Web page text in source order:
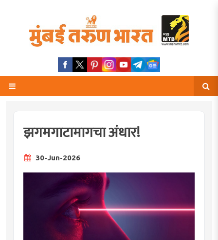
झगमगाटामागचा अंधार!
30-Jun-2026